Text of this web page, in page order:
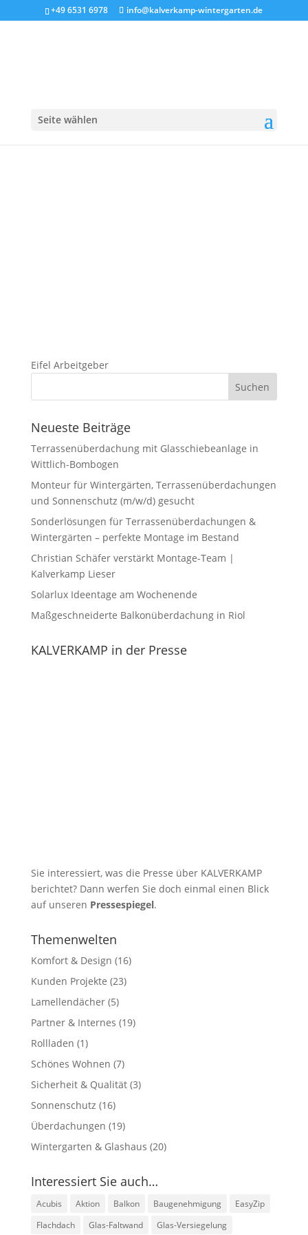
+49 6531 6978 info@kalverkamp-wintergarten.de
Seite wählen
Eifel Arbeitgeber
Neueste Beiträge
Terrassenüberdachung mit Glasschiebeanlage in
Wittlich-Bombogen
Monteur für Wintergärten, Terrassenüberdachungen
und Sonnenschutz (m/w/d) gesucht
Sonderlösungen für Terrassenüberdachungen &
Wintergärten – perfekte Montage im Bestand
Christian Schäfer verstärkt Montage-Team |
Kalverkamp Lieser
Solarlux Ideentage am Wochenende
Maßgeschneiderte Balkonüberdachung in Riol
KALVERKAMP in der Presse
Sie interessiert, was die Presse über KALVERKAMP
berichtet? Dann werfen Sie doch einmal einen Blick
auf unseren Pressespiegel.
Themenwelten
Komfort & Design (16)
Kunden Projekte (23)
Lamellendächer(5)
Partner & Internes (19)
Rollladen (1)
Schönes Wohnen (7)
Sicherheit & Qualität(3)
Sonnenschutz (16)
Überdachungen (19)
Wintergarten & Glashaus (20)
Interessiert Sie auch…
Acubis Aktion Balkon Baugenehmigung
EasyZip
Flachdach
Glas-Faltwand Glas-Versiegelung